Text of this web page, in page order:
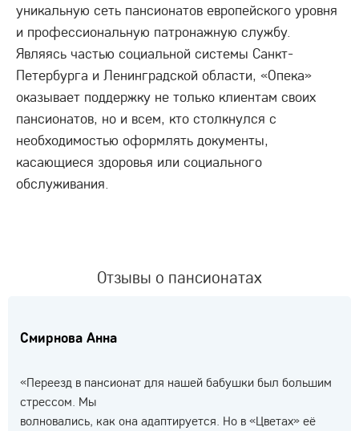
уникальную сеть пансионатов европейского уровня
и профессиональную патронажную службу.
Являясь частью социальной системы Санкт-
Петербурга и Ленинградской области, «Опека»
оказывает поддержку не только клиентам своих
пансионатов, но и всем, кто столкнулся с
необходимостью оформлять документы,
касающиеся здоровья или социального
обслуживания.
Отзывы о пансионатах
Смирнова Анна
«Переезд в пансионат для нашей бабушки был большим
стрессом. Мы
волновались, как она адаптируется. Но в «Цветах» её